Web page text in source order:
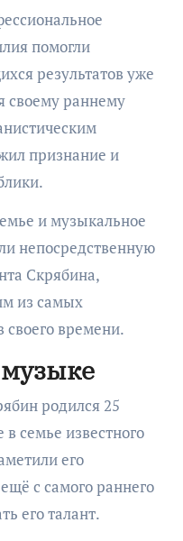
помогли
результатов уже
своему раннему
признание и
и музыкальное
непосредственную
Скрябина,
из самых
времени.
родился 25
семье известного
его
с самого раннего
его талант.